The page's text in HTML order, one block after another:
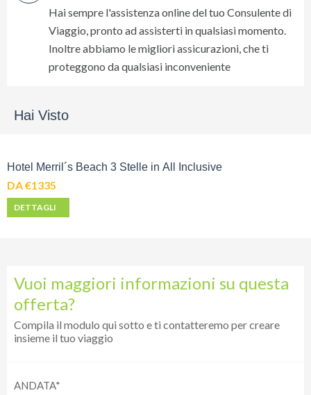
Hai sempre l'assistenza online del tuo Consulente di
Viaggio, pronto ad assisterti in qualsiasi momento.
Inoltre abbiamo le migliori assicurazioni, che ti
proteggono da qualsiasi inconveniente
Hai Visto
Hotel Merril´s Beach 3 Stelle in All Inclusive
DA €1335
DETTAGLI
Vuoi maggiori informazioni su questa
offerta?
Compila il modulo qui sotto e ti contatteremo per creare
insieme il tuo viaggio
ANDATA*